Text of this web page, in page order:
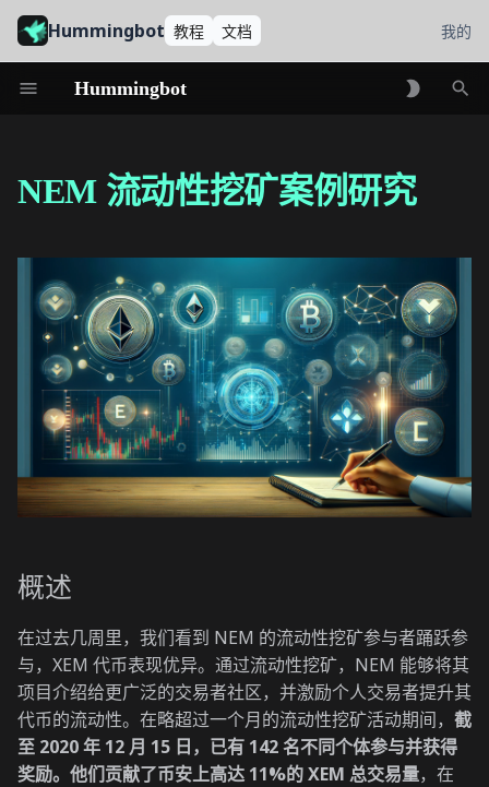
Hummingbot 教程 文档 我的
Hummingbot
NEM 流动性挖矿案例研究
概述
在过去几周里，我们看到 NEM 的流动性挖矿参与者踊跃参
与，XEM 代币表现优异。通过流动性挖矿，NEM 能够将其
项目介绍给更广泛的交易者社区，并激励个人交易者提升其
代币的流动性。在略超过一个月的流动性挖矿活动期间， 截
至 2020 年 12 月 15 日，已有 142 名不同个体参与并获得
奖励。他们贡献了币安上高达 11%的 XEM 总交易量，在